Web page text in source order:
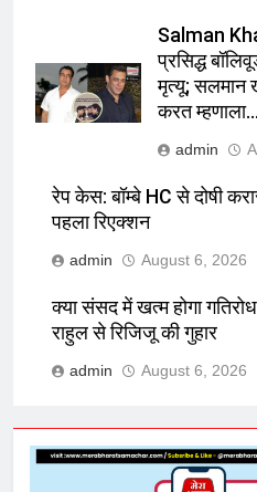
Salman
प्रसिद्ध
मृत्यू; सलमान
करत म्हणाला…
admin
रेप केस: बॉम्बे HC से दोषी
पहला रिएक्शन
admin August 6, 2026
क्या संसद में खत्म होगा
राहुल से रिजिजू की गुहार
admin August 6, 2026